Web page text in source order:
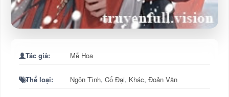
Tác giả: Mễ Hoa
Thể loại: Ngôn Tình, Cổ Đại, Khác, Đoản Văn